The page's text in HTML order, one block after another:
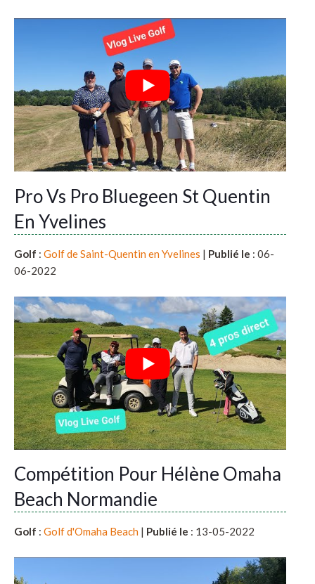
Pro Vs Pro Bluegeen St Quentin
En Yvelines
Golf : Golf de Saint-Quentin en Yvelines | Publié le : 06-
06-2022
Compétition Pour Hélène Omaha
Beach Normandie
Golf : Golf d'Omaha Beach | Publié le : 13-05-2022